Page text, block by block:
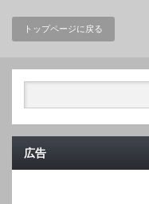
トップページに戻る
広告